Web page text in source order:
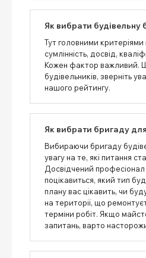
Як вибрати будівельну
Тут головними
сумлінність, досвід,
Кожен фактор важливий.
будівельників, зверніть
нашого рейтингу.
Як вибрати бригаду
Вибираючи бригаду
увагу на те, які питання
Досвідчений
поцікавиться, який тип
плану вас цікавить, чи
на території, що
терміни робіт. Якщо
запитань, варто